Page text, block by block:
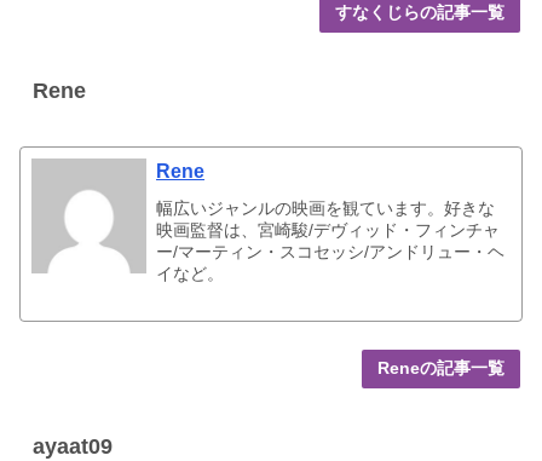
すなくじらの記事一覧
Rene
Rene
幅広いジャンルの映画を観ています。好きな
映画監督は、宮崎駿/デヴィッド・フィンチャ
ー/マーティン・スコセッシ/アンドリュー・ヘ
イなど。
Reneの記事一覧
ayaat09